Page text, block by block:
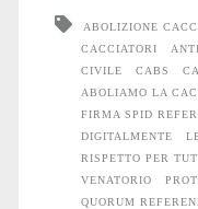
la
caccia
ABOLIZIONE
CACCIATORI
CIVILE
CABS
ABOLIAMO LA
FIRMA SPID
DIGITALMENTE
RISPETTO PER
VENATORIO
QUORUM